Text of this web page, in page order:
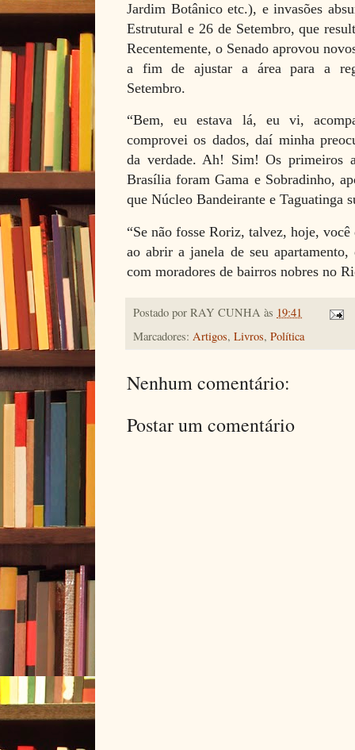
Jardim Botânico etc.), e invasões
Estrutural e 26 de Setembro, que
Recentemente, o Senado aprovou
a fim de ajustar a área para a
Setembro.
“Bem, eu estava lá, eu vi,
comprovei os dados, daí minha
da verdade. Ah! Sim! Os primeiros
Brasília foram Gama e Sobradinho,
que Núcleo Bandeirante e Taguatinga
“Se não fosse Roriz, talvez, hoje,
ao abrir a janela de seu
com moradores de bairros nobres no
Postado por RAY CUNHA às 19:41
Marcadores: Artigos, Livros, Política
Nenhum comentário:
Postar um comentário